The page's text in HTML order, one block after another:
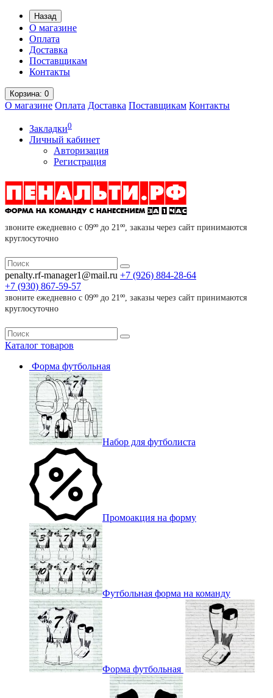
Назад
О магазине
Оплата
Доставка
Поставщикам
Контакты
Корзина: 0
О магазине Оплата Доставка Поставщикам Контакты
Закладки0
Личный кабинет
Авторизация
Регистрация
звоните ежедневно с 09ºº до 21ºº, заказы через сайт принимаются
круглосуточно
penalty.rf-manager1@mail.ru +7 (926) 884-28-64
+7 (930) 867-59-57
звоните ежедневно с 09ºº до 21ºº, заказы через сайт принимаются
круглосуточно
Каталог товаров
Форма футбольная
Набор для футболиста
Промоакция на форму
Футбольная форма на команду
Форма футбольная